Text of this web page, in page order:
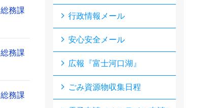
総務課
総務課
総務課
行政情報メール
安心安全メール
広報『富士河口湖』
ごみ資源物収集日程